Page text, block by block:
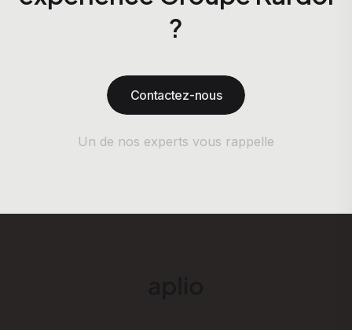
?
Contactez-nous
Un de nos experts vous rappelle